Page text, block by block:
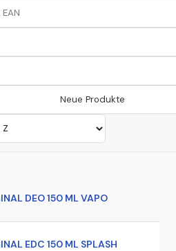
Neue Produkte
DEO 150 ML VAPO
EDC 150 ML SPLASH